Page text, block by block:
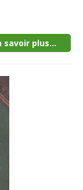
savoir plus...